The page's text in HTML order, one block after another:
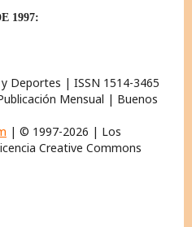
1997:
Deportes | ISSN 1514-3465
Mensual | Buenos
| © 1997-2026 | Los
Creative Commons